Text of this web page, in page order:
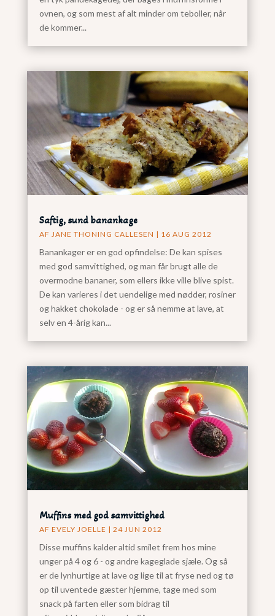
ovnen, og som mest af alt minder om teboller, når
de kommer...
Saftig, sund banankage
AF JANE THONING CALLESEN | 16 AUG 2012
Banankager er en god opfindelse: De kan spises
med god samvittighed, og man får brugt alle de
overmodne bananer, som ellers ikke ville blive spist.
De kan varieres i det uendelige med nødder, rosiner
og hakket chokolade - og er så nemme at lave, at
selv en 4-årig kan...
Muffins med god samvittighed
AF EVELY JOELLE | 24 JUN 2012
Disse muffins kalder altid smilet frem hos mine
unger på 4 og 6 - og andre kageglade sjæle. Og så
er de lynhurtige at lave og lige til at fryse ned og tø
op til uventede gæster hjemme, tage med som
snack på farten eller som bidrag til